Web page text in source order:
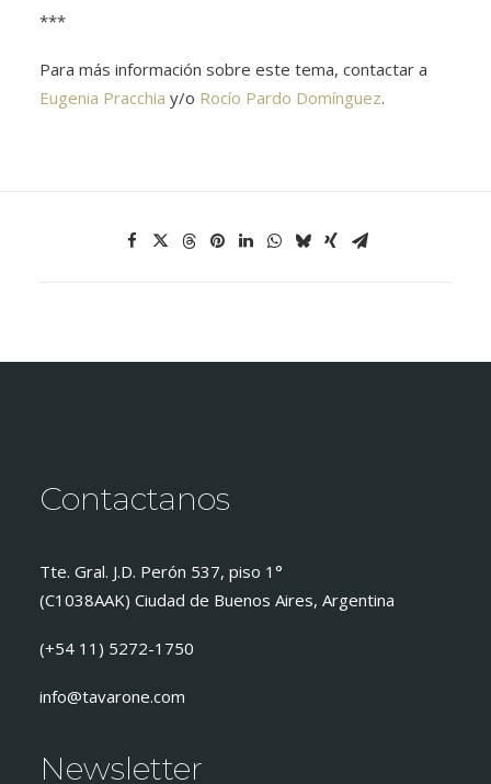
***
Para más información sobre este tema, contactar a
Eugenia Pracchia y/o Rocío Pardo Domínguez.
Contactanos
Tte. Gral. J.D. Perón 537, piso 1°
(C1038AAK) Ciudad de Buenos Aires, Argentina
(+54 11) 5272-1750
info@tavarone.com
Newsletter